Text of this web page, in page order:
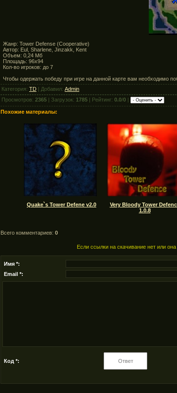
Жанр: Tower Defense (Cooperative)
Автор: Eul, Sharlene, Jinzakk, Kent
Объем: 0,24 Мб
Площадь: 96x94
Кол-во игроков: до 7
Чтобы одержать победу при игре на данной карте вам необходимо
Категория: TD | Добавил: Admin
Просмотров: 2365 | Загрузок: 1785 | Рейтинг: 0.0/0 |
Похожие материалы:
Quake`s Tower Defene v2.0
Very Bloody Tower
1.0.8
Всего комментариев: 0
Если ссылки на скачивание нет или
Имя *:
Email *:
Код *: